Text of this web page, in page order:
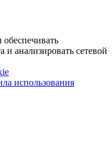
и анализировать сетевой
использования